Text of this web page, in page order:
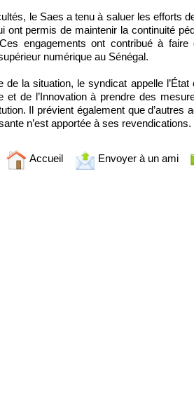
le Saes a tenu à saluer les efforts
ont permis de maintenir la continuité
engagements ont contribué à
numérique au Sénégal.
de la situation, le syndicat appelle
et de l’Innovation à prendre des
Il prévient également que
n’est apportée à ses revendications.
Accueil Envoyer à un ami